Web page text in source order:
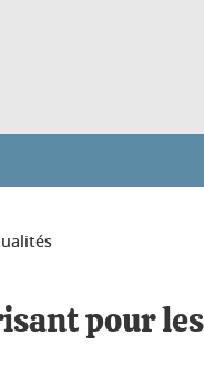
pour